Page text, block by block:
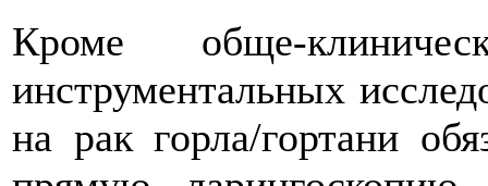
Кроме обще-
инструментальных
на рак горла/гортани